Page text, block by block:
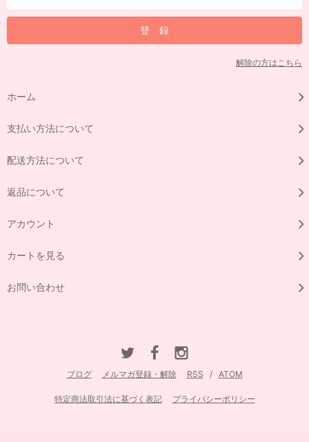
解除の方はこちら
ホーム
支払い方法について
配送方法について
返品について
アカウント
カートを見る
お問い合わせ
ブログ メルマガ登録・解除 RSS / ATOM
特定商法取引法に基づく表記 プライバシーポリシー